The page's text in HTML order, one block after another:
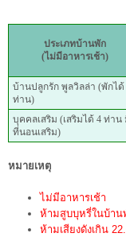
ประเภทบ้านพัก
(ไม่มีอาหารเช้า)
บ้านปลูกรัก พูลวิลล่า (พักได้
ท่าน)
บุคคลเสริม (เสริมได้ 4 ท่าน
ที่นอนเสริม)
หมายเหตุ
ไม่มีอาหารเช้า
ห้ามสูบบุหรี่ในบ้าน
ห้ามเสียงดังเกิน